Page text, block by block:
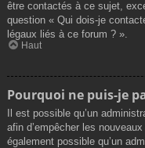
être contactés à ce sujet,
question « Qui dois-je
légaux liés à ce forum ? ».
Haut
Pourquoi ne puis-je
Il est possible qu’un
afin d’empêcher les
également possible qu’un